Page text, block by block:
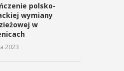
polsko-
wymiany
w
2023